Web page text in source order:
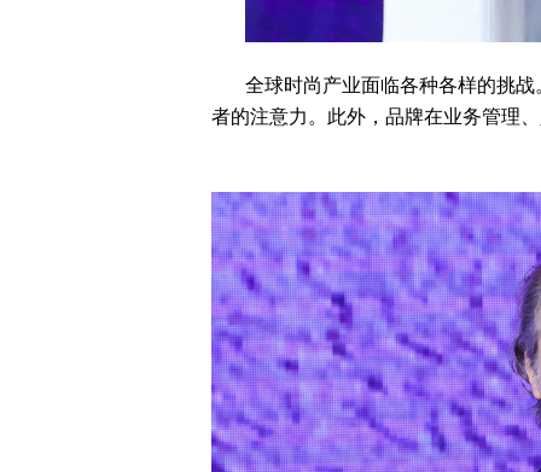
全球时尚产业面临各种各样的挑战
者的注意力。此外，品牌在业务管理